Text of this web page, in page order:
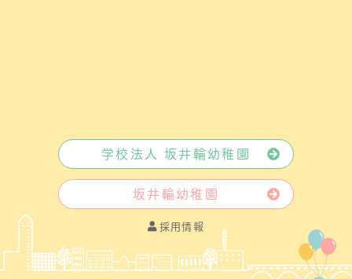
学校法人 坂井輪幼稚園
坂井輪幼稚園
採用情報